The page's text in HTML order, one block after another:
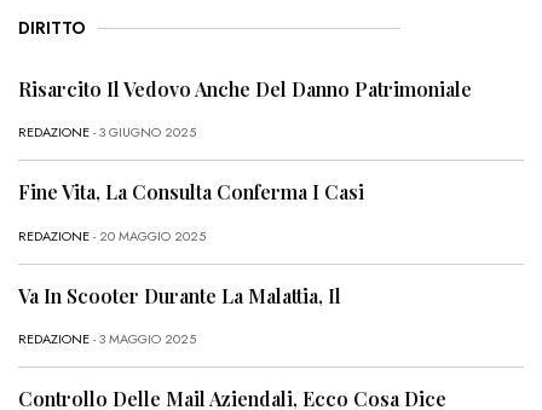
DIRITTO
Risarcito Il Vedovo Anche Del Danno Patrimoniale
REDAZIONE- 3 GIUGNO 2025
Fine Vita, La Consulta Conferma I Casi
REDAZIONE- 20 MAGGIO 2025
Va In Scooter Durante La Malattia, Il
REDAZIONE- 3 MAGGIO 2025
Controllo Delle Mail Aziendali, Ecco Cosa Dice